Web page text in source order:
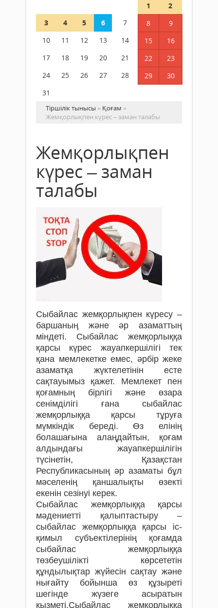
1
2
3
4 5 6 7 8
9
10
11 12 13 14 15
16
17
18 19 20 21 22
23
24
25 26 27 28 29
30
31
Тіршілік тынысы » Қоғам »
Жемқорлықпен күрес – заман талабы
Жемқорлықпен
күрес – заман
талабы
Сыбайлас жемқорлықпен күресу –
баршаның және әр азаматтың
міндеті. Сыбайлас жемқорлыққа
қарсы күрес жауапкершілігі тек
қана мемлекетке емес, әрбір жеке
азаматқа жүктелетінін есте
сақтауымыз қажет. Мемлекет пен
қоғамның бірлігі және өзара
сенімділігі ғана сыбайлас
жемқорлыққа қарсы тұруға
мүмкіндік береді. Өз елінің
болашағына алаңдайтын, қоғам
алдындағы жауапкершілігін
түсінетін, Қазақстан
Республикасының әр азаматы бұл
мәселенің қаншалықты өзекті
екенін сезінуі керек.
Сыбайлас жемқорлыққа қарсы
мәдениетті қалыптастыру –
сыбайлас жемқорлыққа қарсы іс-
қимыл субъектілерінің қоғамда
сыбайлас жемқорлыққа
төзбеушілікті көрсететін
құндылықтар жүйесін сақтау және
нығайту бойынша өз құзыреті
шегінде жүзеге асыратын
қызметі.Сыбайлас жемқорлыққа